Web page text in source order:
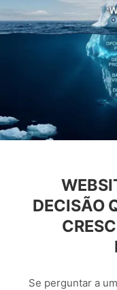
DECISÃO
Se perguntar a